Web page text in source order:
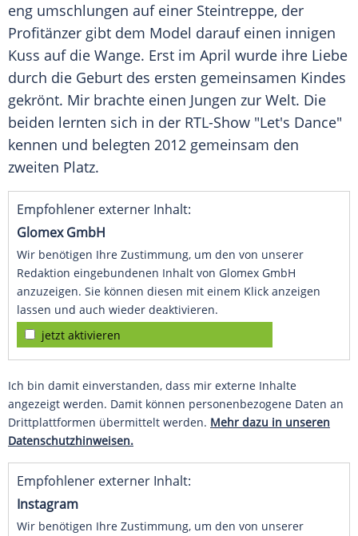
eng umschlungen auf einer Steintreppe, der
Profitänzer gibt dem Model darauf einen innigen
Kuss auf die Wange. Erst im April wurde ihre Liebe
durch die Geburt des ersten gemeinsamen Kindes
gekrönt. Mir brachte einen Jungen zur Welt. Die
beiden lernten sich in der RTL-Show "Let's Dance"
kennen und belegten 2012 gemeinsam den
zweiten Platz.
Empfohlener externer Inhalt:
Glomex GmbH
Wir benötigen Ihre Zustimmung, um den von unserer
Redaktion eingebundenen Inhalt von Glomex GmbH
anzuzeigen. Sie können diesen mit einem Klick anzeigen
lassen und auch wieder deaktivieren.
jetzt aktivieren
Ich bin damit einverstanden, dass mir externe Inhalte
angezeigt werden. Damit können personenbezogene Daten an
Drittplattformen übermittelt werden. Mehr dazu in unseren
Datenschutzhinweisen.
Empfohlener externer Inhalt:
Instagram
Wir benötigen Ihre Zustimmung, um den von unserer